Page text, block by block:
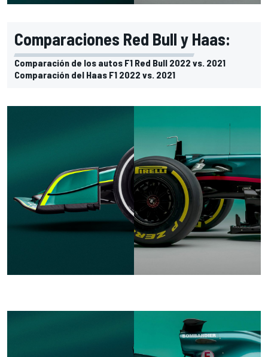
Comparaciones Red Bull y Haas:
Comparación de los autos F1 Red Bull 2022 vs. 2021
Comparación del Haas F1 2022 vs. 2021